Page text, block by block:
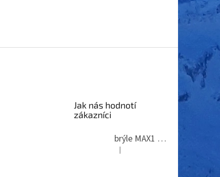
Jak nás hodnotí
zákazníci
brýle MAX1 Thunder
Hodnocení produktu je 5 z 5
|